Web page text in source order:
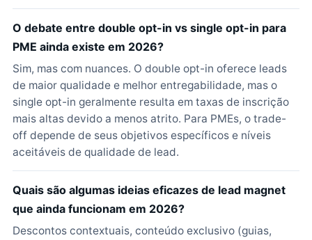
O debate entre double opt-in vs single opt-in para
PME ainda existe em 2026?
Sim, mas com nuances. O double opt-in oferece leads
de maior qualidade e melhor entregabilidade, mas o
single opt-in geralmente resulta em taxas de inscrição
mais altas devido a menos atrito. Para PMEs, o trade-
off depende de seus objetivos específicos e níveis
aceitáveis de qualidade de lead.
Quais são algumas ideias eficazes de lead magnet
que ainda funcionam em 2026?
Descontos contextuais, conteúdo exclusivo (guias,